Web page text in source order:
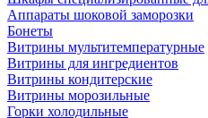
Аппараты шоковой заморозки
Бонеты
Витрины мультитемпературные
Витрины для ингредиентов
Витрины кондитерские
Витрины морозильные
Горки холодильные